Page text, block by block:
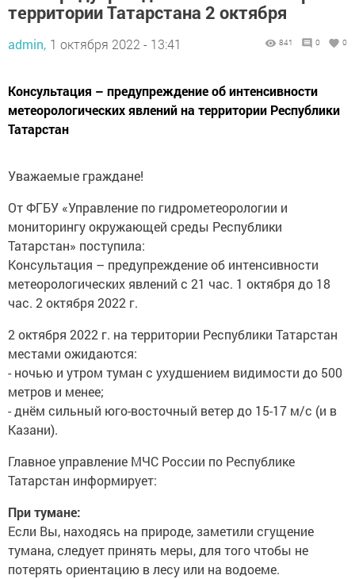
территории Татарстана 2 октября
admin, 1 октября 2022 - 13:41 841 0 0
Консультация – предупреждение об интенсивности
метеорологических явлений на территории Республики
Татарстан
Уважаемые граждане!
От ФГБУ «Управление по гидрометеорологии и
мониторингу окружающей среды Республики
Татарстан» поступила:
Консультация – предупреждение об интенсивности
метеорологических явлений с 21 час. 1 октября до 18
час. 2 октября 2022 г.
2 октября 2022 г. на территории Республики Татарстан
местами ожидаются:
- ночью и утром туман с ухудшением видимости до 500
метров и менее;
- днём сильный юго-восточный ветер до 15-17 м/с (и в
Казани).
Главное управление МЧС России по Республике
Татарстан информирует:
При тумане:
Если Вы, находясь на природе, заметили сгущение
тумана, следует принять меры, для того чтобы не
потерять ориентацию в лесу или на водоеме.